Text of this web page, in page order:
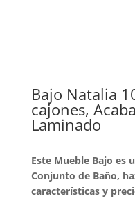
Bajo Natalia
cajones,
Laminado
Este Mueble Bajo es
Conjunto de Baño,
características y